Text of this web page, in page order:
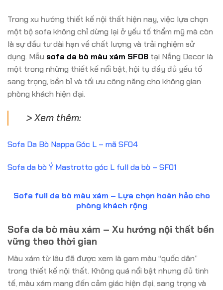
Trong xu hướng thiết kế nội thất hiện nay, việc lựa chọn
một bộ sofa không chỉ dừng lại ở yếu tố thẩm mỹ mà còn
là sự đầu tư dài hạn về chất lượng và trải nghiệm sử
dụng. Mẫu sofa da bò màu xám SF08 tại Nắng Decor là
một trong những thiết kế nổi bật, hội tụ đầy đủ yếu tố
sang trọng, bền bỉ và tối ưu công năng cho không gian
phòng khách hiện đại.
> Xem thêm:
Sofa Da Bò Nappa Góc L – mã SF04
Sofa da bò Ý Mastrotto góc L full da bò – SF01
Sofa full da bò màu xám – Lựa chọn hoàn hảo cho
phòng khách rộng
Sofa da bò màu xám – Xu hướng nội thất bền
vững theo thời gian
Màu xám từ lâu đã được xem là gam màu “quốc dân”
trong thiết kế nội thất. Không quá nổi bật nhưng đủ tinh
tế, màu xám mang đến cảm giác hiện đại, sang trọng và